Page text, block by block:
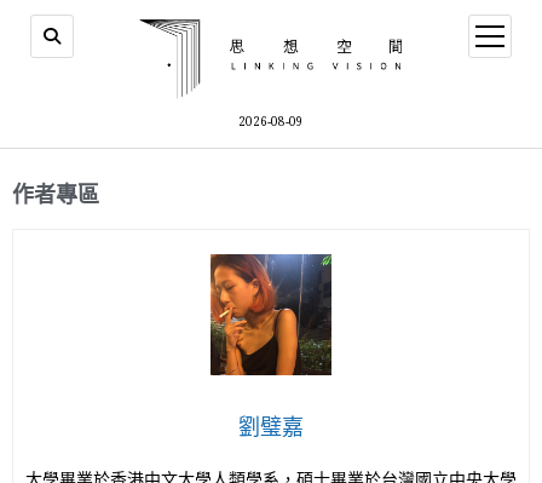
2026-08-09
作者專區
劉璧嘉